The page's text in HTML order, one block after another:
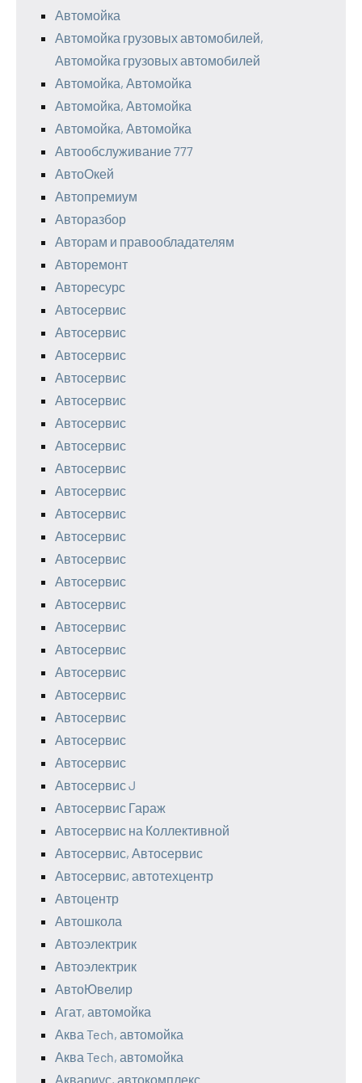
Автомойка
Автомойка грузовых автомобилей,
Автомойка грузовых автомобилей
Автомойка, Автомойка
Автомойка, Автомойка
Автомойка, Автомойка
Автообслуживание 777
АвтоОкей
Автопремиум
Авторазбор
Авторам и правообладателям
Авторемонт
Авторесурс
Автосервис
Автосервис
Автосервис
Автосервис
Автосервис
Автосервис
Автосервис
Автосервис
Автосервис
Автосервис
Автосервис
Автосервис
Автосервис
Автосервис
Автосервис
Автосервис
Автосервис
Автосервис
Автосервис
Автосервис
Автосервис
Автосервис J
Автосервис Гараж
Автосервис на Коллективной
Автосервис, Автосервис
Автосервис, автотехцентр
Автоцентр
Автошкола
Автоэлектрик
Автоэлектрик
АвтоЮвелир
Агат, автомойка
Аква Tech, автомойка
Аква Tech, автомойка
Аквариус, автокомплекс